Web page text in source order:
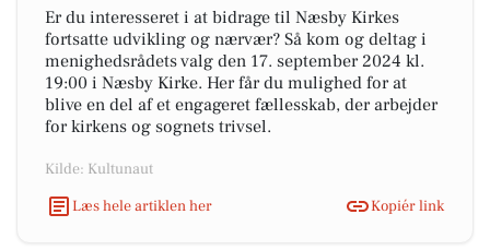
Er du interesseret i at bidrage til Næsby Kirkes
fortsatte udvikling og nærvær? Så kom og deltag i
menighedsrådets valg den 17. september 2024 kl.
19:00 i Næsby Kirke. Her får du mulighed for at
blive en del af et engageret fællesskab, der arbejder
for kirkens og sognets trivsel.
Kilde: Kultunaut
Læs hele artiklen her
Kopiér link